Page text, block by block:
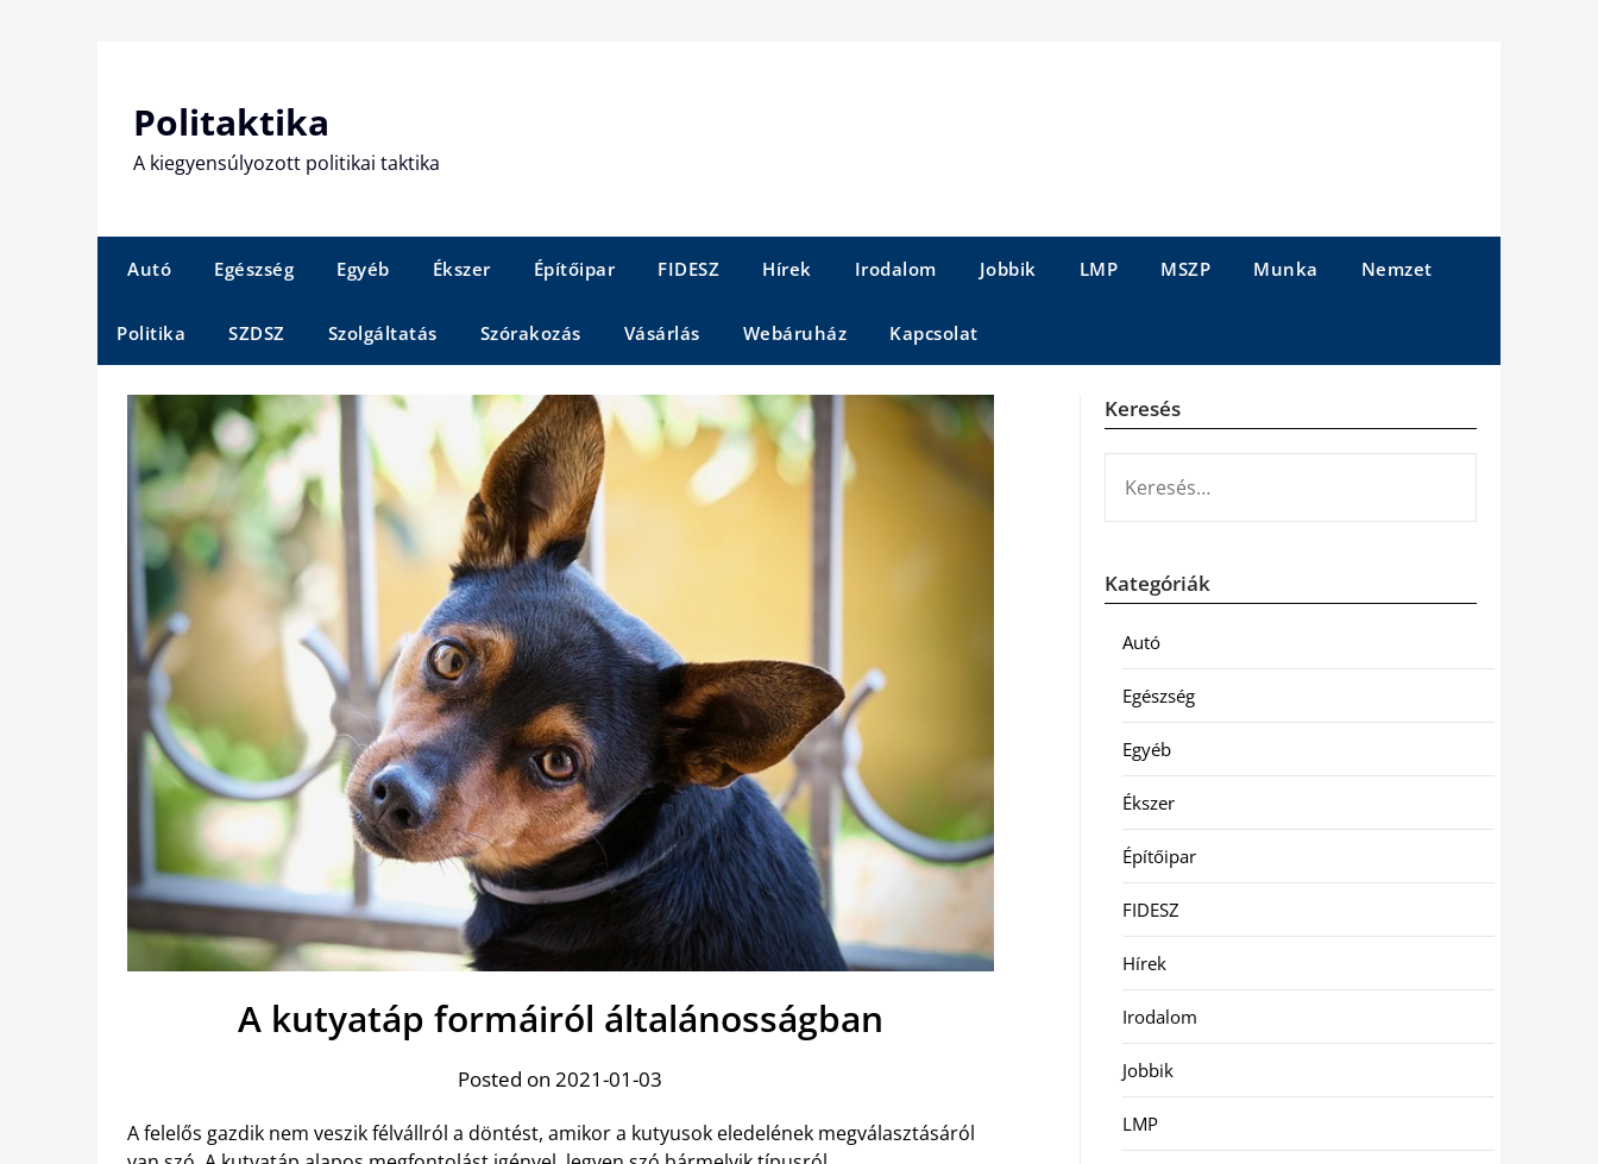
Politaktika
A kiegyensúlyozott politikai taktika
Autó Egészség Egyéb Ékszer Építőipar FIDESZ Hírek Irodalom Jobbik LMP MSZP Munka Nemzet
Politika SZDSZ Szolgáltatás Szórakozás Vásárlás Webáruház Kapcsolat
A kutyatáp formáiról általánosságban
Posted on 2021-01-03
A felelős gazdik nem veszik félvállról a döntést, amikor a kutyusok eledelének megválasztásáról
Keresés
Kategóriák
Autó
Egészség
Egyéb
Ékszer
Építőipar
FIDESZ
Hírek
Irodalom
Jobbik
LMP